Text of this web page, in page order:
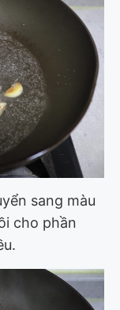
sang màu
cho phần